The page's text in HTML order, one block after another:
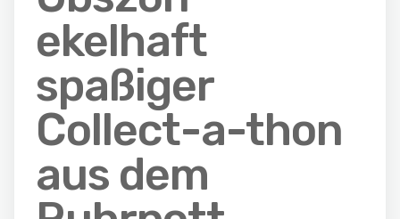
ekelhaft
spaßiger
Collect-a-thon
aus dem